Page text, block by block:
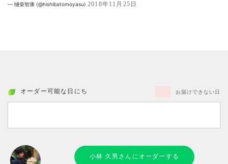
— 樋柴智康 (@hishibatomoyasu) 2018年11月25日
オーダー可能な日にち お届けできない日
小林 久男さんにオーダーする